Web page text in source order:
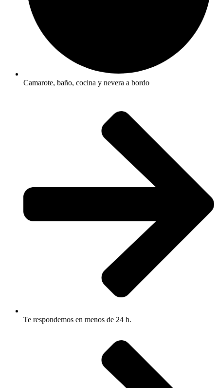
Camarote, baño, cocina y nevera a bordo
Te respondemos en menos de 24 h.